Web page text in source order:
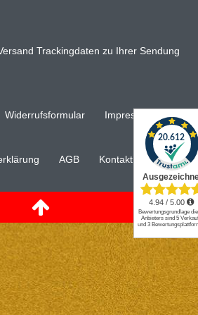
Trackingdaten zu Ihrer Sendung
Widerrufs­formular Impressum
AGB Kontakt